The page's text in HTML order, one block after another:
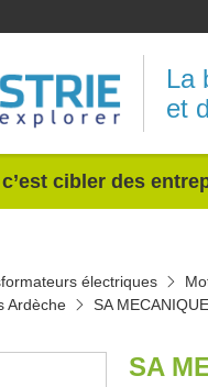
La
et
c’est cibler des
électriques
Ardèche
SA
SA